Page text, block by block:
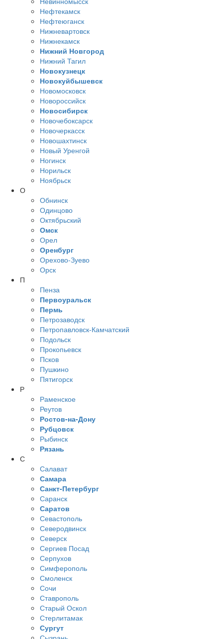
Нефтекамск
Нефтеюганск
Нижневартовск
Нижнекамск
Нижний Новгород
Нижний Тагил
Новокузнецк
Новокуйбышевск
Новомосковск
Новороссийск
Новосибирск
Новочебоксарск
Новочеркасск
Новошахтинск
Новый Уренгой
Ногинск
Норильск
Ноябрьск
О
Обнинск
Одинцово
Октябрьский
Омск
Орел
Оренбург
Орехово-Зуево
Орск
П
Пенза
Первоуральск
Пермь
Петрозаводск
Петропавловск-Камчатский
Подольск
Прокопьевск
Псков
Пушкино
Пятигорск
Р
Раменское
Реутов
Ростов-на-Дону
Рубцовск
Рыбинск
Рязань
С
Салават
Самара
Санкт-Петербург
Саранск
Саратов
Севастополь
Северодвинск
Северск
Сергиев Посад
Серпухов
Симферополь
Смоленск
Сочи
Ставрополь
Старый Оскол
Стерлитамак
Сургут